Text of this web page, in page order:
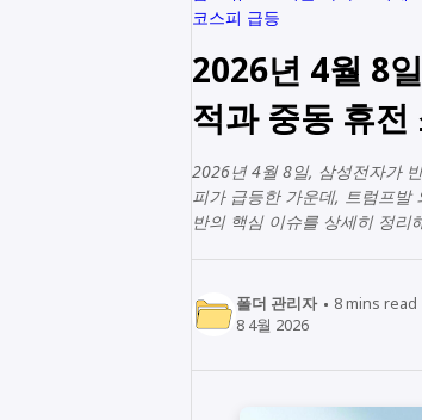
코스피 급등
2026년 4월 8
적과 중동 휴
2026년 4월 8일, 삼성전자가
피가 급등한 가운데, 트럼프발
반의 핵심 이슈를 상세히 정리
폴더 관리자 8mins read
8 4월 2026